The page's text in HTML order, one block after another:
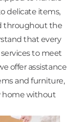
delicate items,
throughout the
that every
to meet
offer assistance
and furniture,
home without